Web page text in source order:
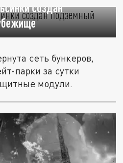
создан
сеть бункеров,
парки за сутки
модули.